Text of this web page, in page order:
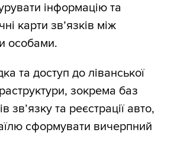
інформацію та
карти зв’язків між
особами.
та доступ до ліванської
зокрема баз
зв’язку та реєстрації авто,
сформувати вичерпний